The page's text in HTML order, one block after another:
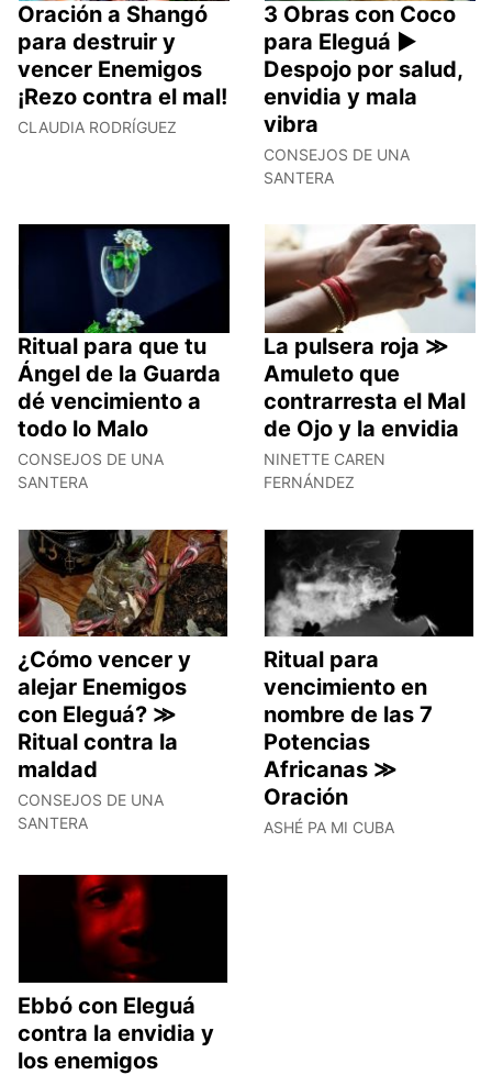
Oración a Shangó
para destruir y
vencer Enemigos
¡Rezo contra el mal!
CLAUDIA RODRÍGUEZ
3 Obras con Coco
para Eleguá ►
Despojo por salud,
envidia y mala
vibra
CONSEJOS DE UNA
SANTERA
Ritual para que tu
Ángel de la Guarda
dé vencimiento a
todo lo Malo
CONSEJOS DE UNA
SANTERA
La pulsera roja ≫
Amuleto que
contrarresta el Mal
de Ojo y la envidia
NINETTE CAREN
FERNÁNDEZ
¿Cómo vencer y
alejar Enemigos
con Eleguá? ≫
Ritual contra la
maldad
CONSEJOS DE UNA
SANTERA
Ritual para
vencimiento en
nombre de las 7
Potencias
Africanas ≫
Oración
ASHÉ PA MI CUBA
Ebbó con Eleguá
contra la envidia y
los enemigos